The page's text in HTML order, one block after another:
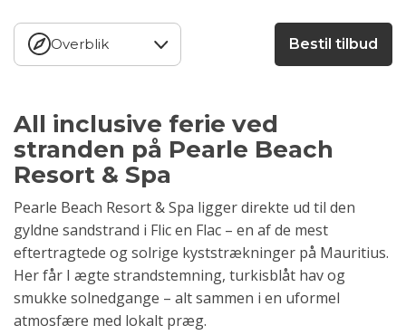
Overblik Bestil tilbud
All inclusive ferie ved
stranden på Pearle Beach
Resort & Spa
Pearle Beach Resort & Spa ligger direkte ud til den
gyldne sandstrand i Flic en Flac – en af de mest
eftertragtede og solrige kyststrækninger på Mauritius.
Her får I ægte strandstemning, turkisblåt hav og
smukke solnedgange – alt sammen i en uformel
atmosfære med lokalt præg.